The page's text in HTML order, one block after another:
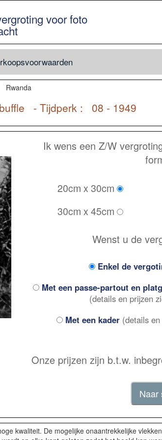
voor foto
Rwanda
- Tijdperk : 08 - 1949
Ik wens een Z/W
20cm x 30cm
30cm x 45cm
Wenst u de
Enkel de
Met een passe-partout en
(details en prijzen
Met een kader (details
Onze prijzen zijn b.t.w.
kwaliteit. De mogelijke onaantrekkelijke